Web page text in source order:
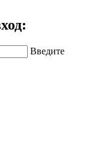
Введите